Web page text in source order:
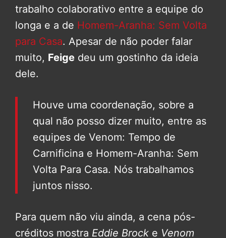
trabalho colaborativo entre a equipe do
longa e a de Homem-Aranha: Sem Volta
para Casa. Apesar de não poder falar
muito, Feige deu um gostinho da ideia
dele.
Houve uma coordenação, sobre a
qual não posso dizer muito, entre as
equipes de Venom: Tempo de
Carnificina e Homem-Aranha: Sem
Volta Para Casa. Nós trabalhamos
juntos nisso.
Para quem não viu ainda, a cena pós-
créditos mostra Eddie Brock e Venom